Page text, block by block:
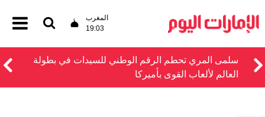
المغرب
19:03
سلمى المري تحطم الرقم الوطني للسيدات في بطولة
العالم لألعاب القوى بأميركا